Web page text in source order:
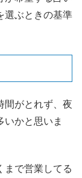
選ぶときの基準
間がとれず、夜
いかと思いま
まで営業してる